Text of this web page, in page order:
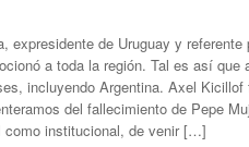
expresidente de Uruguay y referente
a toda la región. Tal es así que
incluyendo Argentina. Axel Kicillof
del fallecimiento de Pepe
como institucional, de venir […]